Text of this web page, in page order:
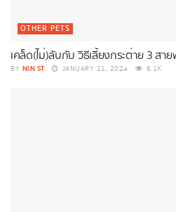
OTHER PETS
เคล็ด(ไม่)ลับกับ วิธีเลี้ยงกระต่าย 3 สา
BY NIN ST JANUARY 11, 2024 6.1K